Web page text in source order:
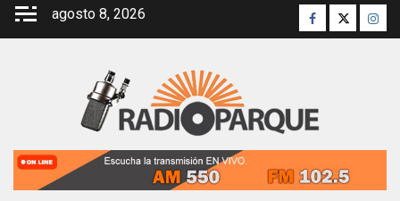
Saltar
agosto 8, 2026 Facebook
Twitter